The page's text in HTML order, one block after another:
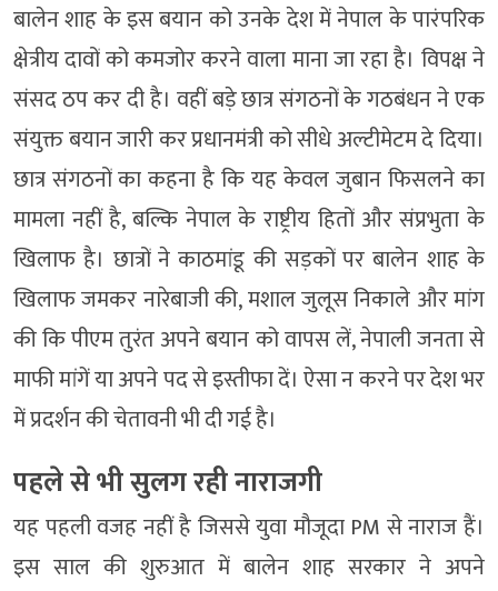
बालेन शाह के इस बयान को उनके देश में नेपाल के पारंपरिक
क्षेत्रीय दावों को कमजोर करने वाला माना जा रहा है। विपक्ष ने
संसद ठप कर दी है। वहीं बड़े छात्र संगठनों के गठबंधन ने एक
संयुक्त बयान जारी कर प्रधानमंत्री को सीधे अल्टीमेटम दे दिया।
छात्र संगठनों का कहना है कि यह केवल जुबान फिसलने का
मामला नहीं है, बल्कि नेपाल के राष्ट्रीय हितों और संप्रभुता के
खिलाफ है। छात्रों ने काठमांडू की सड़कों पर बालेन शाह के
खिलाफ जमकर नारेबाजी की, मशाल जुलूस निकाले और मांग
की कि पीएम तुरंत अपने बयान को वापस लें, नेपाली जनता से
माफी मांगें या अपने पद से इस्तीफा दें। ऐसा न करने पर देश भर
में प्रदर्शन की चेतावनी भी दी गई है।
पहले से भी सुलग रही नाराजगी
यह पहली वजह नहीं है जिससे युवा मौजूदा PM से नाराज हैं।
इस साल की शुरुआत में बालेन शाह सरकार ने अपने